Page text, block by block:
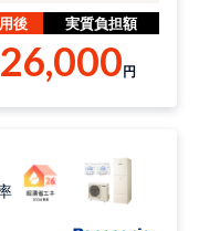
後 実質負担額
円